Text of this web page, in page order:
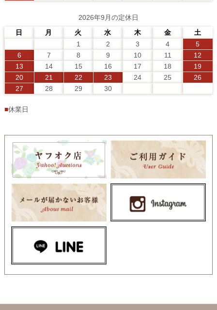
2026年9月の定休日
日
月 火 水 木 金
土
1
2 3 4
5
6
7 8 9 10 11
12
13
14 15 16 17 18
19
20
21 22 23 24 25
26
27
28 29 30
■休業日